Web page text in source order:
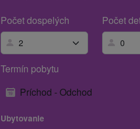
Počet dospelých
Počet
Termín pobytu
Príchod - Odchod
Ubytovanie